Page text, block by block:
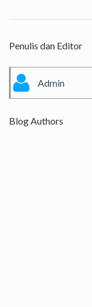
Penulis dan Editor
Admin
Blog Authors